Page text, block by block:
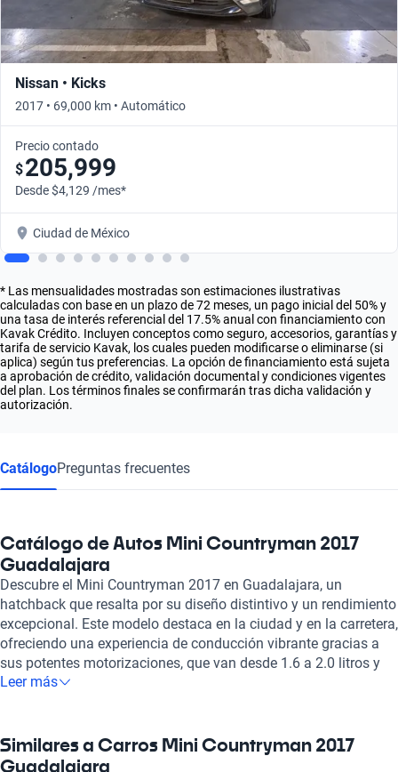
Nissan • Kicks
2017 • 69,000 km • Automático
Precio contado
$205,999
Desde $4,129 /mes*
Ciudad de México
* Las mensualidades mostradas son estimaciones ilustrativas
calculadas con base en un plazo de 72 meses, un pago inicial del 50% y
una tasa de interés referencial del 17.5% anual con financiamiento con
Kavak Crédito. Incluyen conceptos como seguro, accesorios, garantías y
tarifa de servicio Kavak, los cuales pueden modificarse o eliminarse (si
aplica) según tus preferencias. La opción de financiamiento está sujeta
a aprobación de crédito, validación documental y condiciones vigentes
del plan. Los términos finales se confirmarán tras dicha validación y
autorización.
CatálogoPreguntas frecuentes
Catálogo de Autos Mini Countryman 2017
Guadalajara
Descubre el Mini Countryman 2017 en Guadalajara, un
hatchback que resalta por su diseño distintivo y un rendimiento
excepcional. Este modelo destaca en la ciudad y en la carretera,
ofreciendo una experiencia de conducción vibrante gracias a
sus potentes motorizaciones, que van desde 1.6 a 2.0 litros y
generan hasta 215 caballos de fuerza. Su capacidad para
convierten en una opción emocionante para quienes buscan
adrenalina al volante. El interior del Mini Countryman 2017 no
Leer más
Similares a Carros Mini Countryman 2017
Guadalajara